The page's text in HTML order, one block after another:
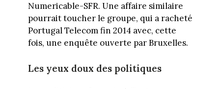
Numericable-SFR. Une affaire similaire
pourrait toucher le groupe, qui a racheté
Portugal Telecom fin 2014 avec, cette
fois, une enquête ouverte par Bruxelles.
Les yeux doux des politiques